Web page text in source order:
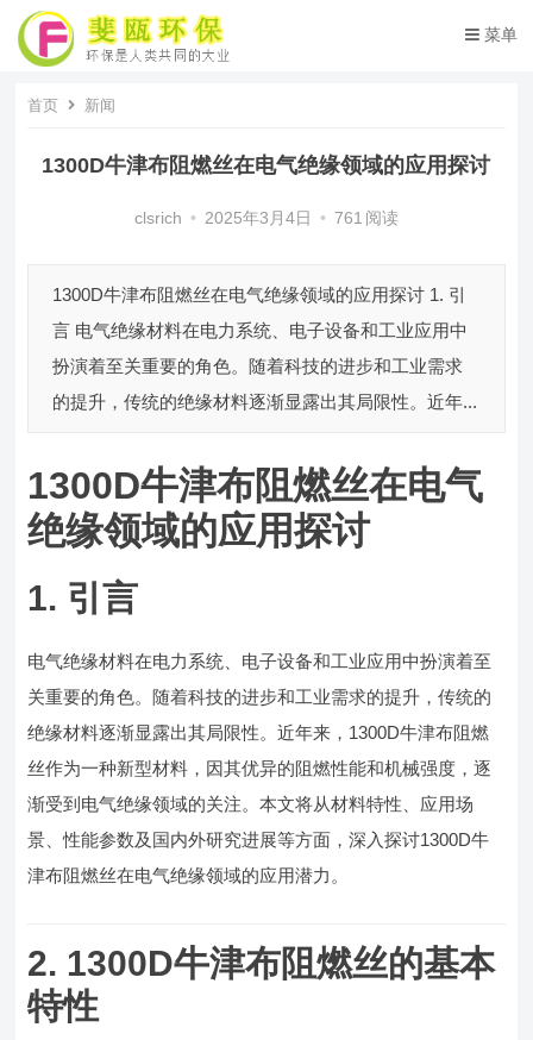
菜单
首页 新闻
1300D牛津布阻燃丝在电气绝缘领域的应用探讨
clsrich • 2025年3月4日 • 761 阅读
1300D牛津布阻燃丝在电气绝缘领域的应用探讨 1. 引
言 电气绝缘材料在电力系统、电子设备和工业应用中
扮演着至关重要的角色。随着科技的进步和工业需求
的提升，传统的绝缘材料逐渐显露出其局限性。近年...
1300D牛津布阻燃丝在电气
绝缘领域的应用探讨
1. 引言
电气绝缘材料在电力系统、电子设备和工业应用中扮演着至
关重要的角色。随着科技的进步和工业需求的提升，传统的
绝缘材料逐渐显露出其局限性。近年来，1300D牛津布阻燃
丝作为一种新型材料，因其优异的阻燃性能和机械强度，逐
渐受到电气绝缘领域的关注。本文将从材料特性、应用场
景、性能参数及国内外研究进展等方面，深入探讨1300D牛
津布阻燃丝在电气绝缘领域的应用潜力。
2. 1300D牛津布阻燃丝的基本
特性